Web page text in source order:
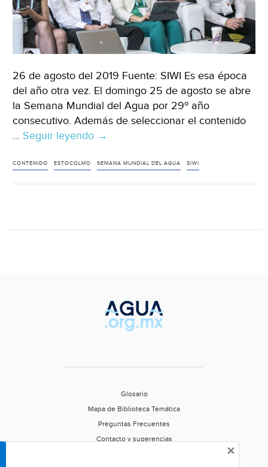
26 de agosto del 2019 Fuente: SIWI Es esa época
del año otra vez. El domingo 25 de agosto se abre
la Semana Mundial del Agua por 29º año
consecutivo. Además de seleccionar el contenido
… Seguir leyendo Estocolmo:
en
→
CONTENIDO ESTOCOLMO SEMANA MUNDIAL DEL AGUA SIWI
Glosario
Mapa de Biblioteca Temática
Preguntas Frecuentes
Contacto y sugerencias
×